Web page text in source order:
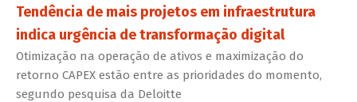
Tendência de mais projetos em infraestrutura
indica urgência de transformação digital
Otimização na operação de ativos e maximização do
retorno CAPEX estão entre as prioridades do momento,
segundo pesquisa da Deloitte